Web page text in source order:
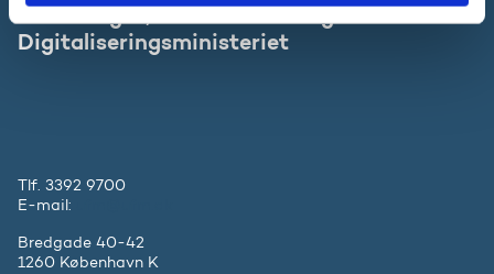
Forsknings-, Uddannelses- og
Digitaliseringsministeriet
Tlf. 3392 9700
E-mail:
Bredgade 40-42
1260 København K